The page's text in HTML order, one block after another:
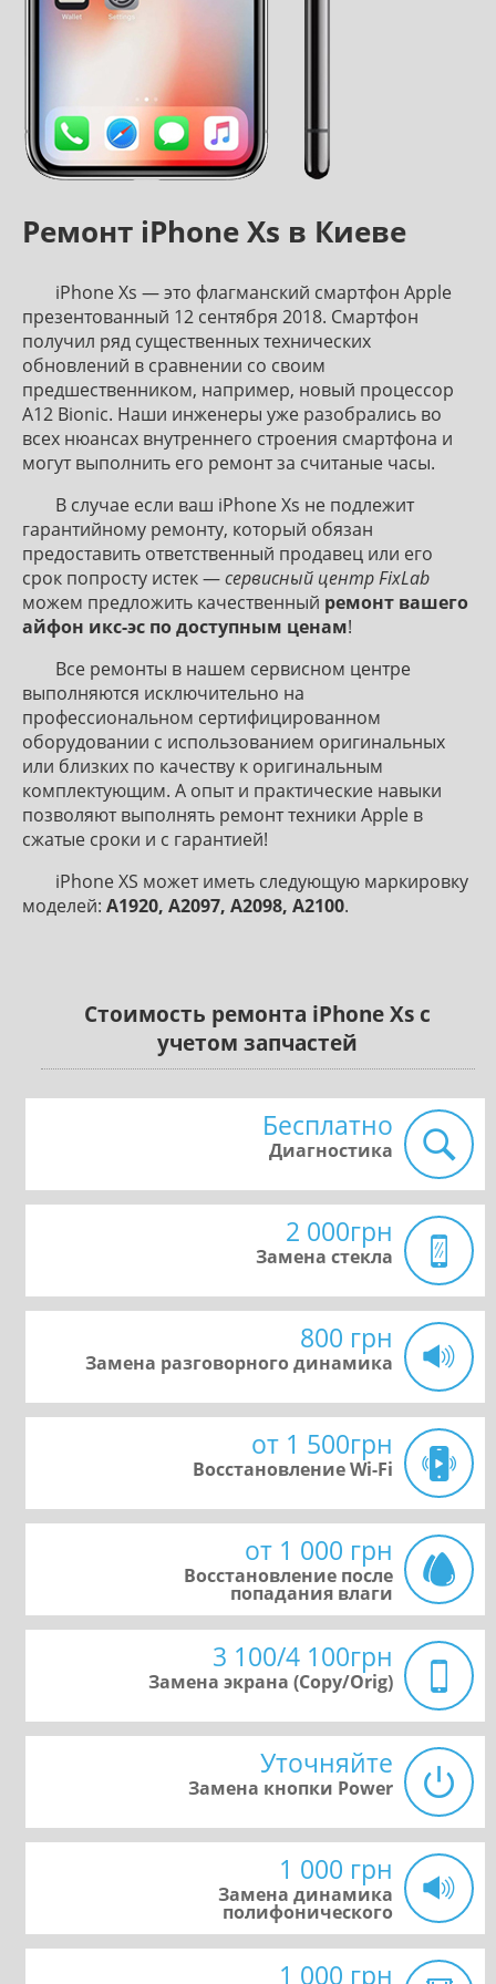
Ремонт iPhone Xs в Киеве
iPhone Xs — это флагманский смартфон Apple
презентованный 12 сентября 2018. Смартфон
получил ряд существенных технических
обновлений в сравнении со своим
предшественником, например, новый процессор
A12 Bionic. Наши инженеры уже разобрались во
всех нюансах внутреннего строения смартфона и
могут выполнить его ремонт за считаные часы.
В случае если ваш iPhone Xs не подлежит
гарантийному ремонту, который обязан
предоставить ответственный продавец или его
срок попросту истек —сервисный центр FixLab
можем предложить качественный ремонт вашего
айфон икс-эс по доступным ценам!
Все ремонты в нашем сервисном центре
выполняются исключительно на
профессиональном сертифицированном
оборудовании с использованием оригинальных
или близких по качеству к оригинальным
комплектующим. А опыт и практические навыки
позволяют выполнять ремонт техники Apple в
сжатые сроки и с гарантией!
iPhone XS может иметь следующую маркировку
моделей: A1920, A2097, A2098, A2100.
Стоимость ремонта iPhone Xs с
учетом запчастей
Бесплатно
Диагностика
2 000грн
Замена стекла
800 грн
Замена разговорного динамика
от 1 500грн
Восстановление Wi-Fi
от 1 000 грн
Восстановление после
попадания влаги
3 100/4 100грн
Замена экрана (Copy/Orig)
Уточняйте
Замена кнопки Power
1 000 грн
Замена динамика
полифонического
1 000 грн